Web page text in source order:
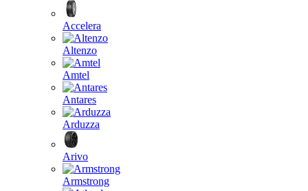
Accelera
Altenzo
Amtel
Antares
Arduzza
Arivo
Armstrong